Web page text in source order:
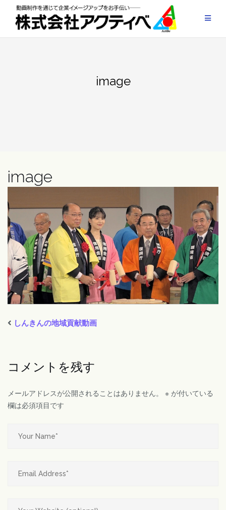
content
image
image
しんきんの地域貢献動画
コメントを残す
メールアドレスが公開されることはありません。 ※ が付いている
欄は必須項目です